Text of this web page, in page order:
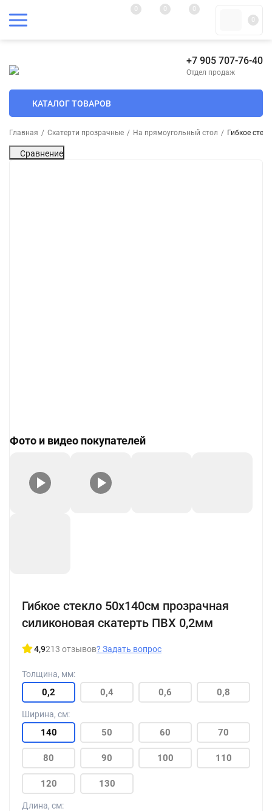
0 0
0
0
+7 905 707-76-40
Отдел продаж
КАТАЛОГ ТОВАРОВ
Главная / Скатерти прозрачные / На прямоугольный стол / Гибкое
Сравнение
Фото и видео покупателей
Гибкое стекло 50x140см прозрачная
силиконовая скатерть ПВХ 0,2мм
4,9213 отзывов? Задать вопрос
Толщина, мм:
0,2 0,4 0,6 0,8
Ширина, см:
140 50 60 70
80 90 100 110
120 130
Длина, см: